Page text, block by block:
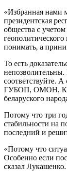
«Избранная нами
президентская
общества с
понимать, а
То есть
непозволительны.
соответствуйте.
ГУБОП, ОМОН,
беларуского
Потому что три
стабильности на
последний и
«Потому что
Особенно если
сказал Лукашенко.